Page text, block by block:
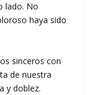
lado. No
haya sido
sinceros con
de nuestra
y doblez.